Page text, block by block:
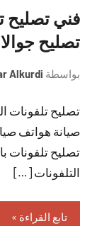
تصليح
بواسطة Alkurdi
تصليح تلفونات
صيانة هواتف
تصليح تلفونات
التلفونات […]
تابع القراءة